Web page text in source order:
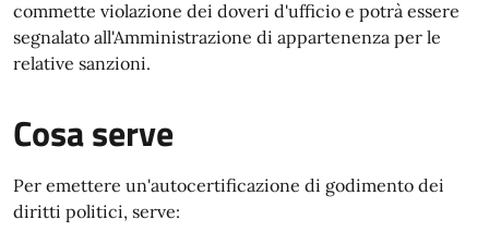
commette violazione dei doveri d'ufficio e potrà essere
segnalato all'Amministrazione di appartenenza per le
relative sanzioni.
Cosa serve
Per emettere un'autocertificazione di godimento dei
diritti politici, serve: